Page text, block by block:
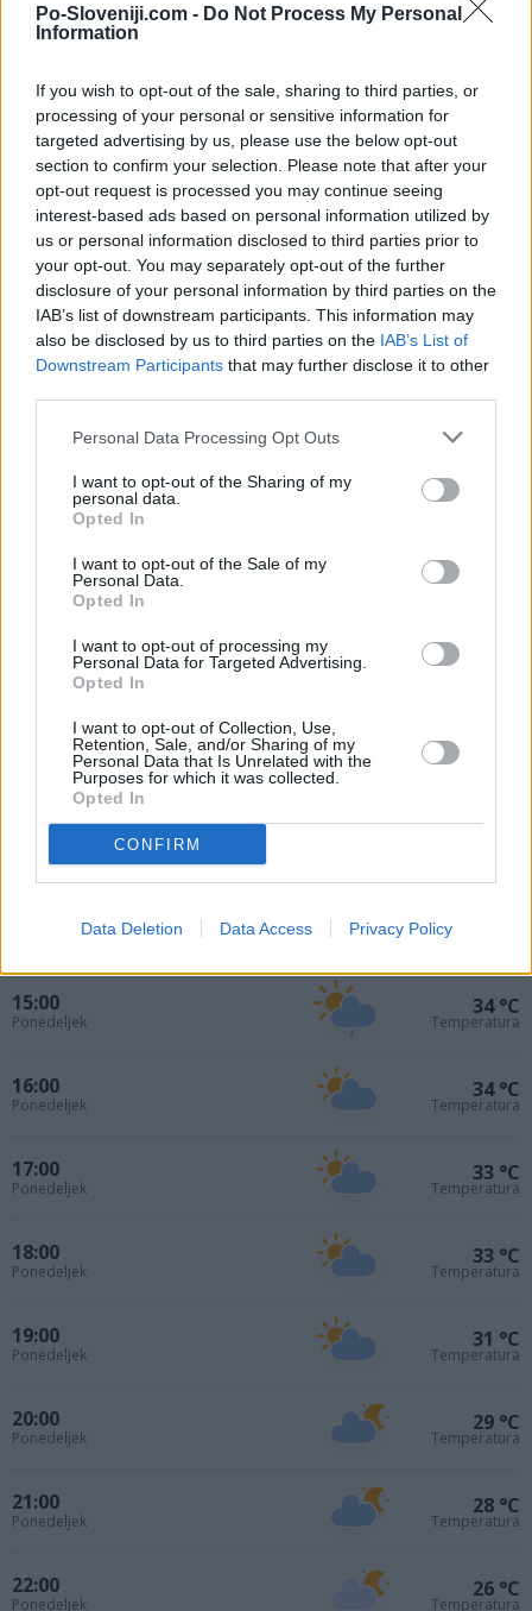
Po-Sloveniji.com - Do Not Process My Personal
Information
If you wish to opt-out of the sale, sharing to third parties, or
processing of your personal or sensitive information for
targeted advertising by us, please use the below opt-out
section to confirm your selection. Please note that after your
opt-out request is processed you may continue seeing
interest-based ads based on personal information utilized by
us or personal information disclosed to third parties prior to
your opt-out. You may separately opt-out of the further
disclosure of your personal information by third parties on the
IAB’s list of downstream participants. This information may
also be disclosed by us to third parties on the IAB’s List of
Downstream Participants that may further disclose it to other
Personal Data Processing Opt Outs
I want to opt-out of the Sharing of my
personal data.
Opted In
I want to opt-out of the Sale of my
Personal Data.
Opted In
I want to opt-out of processing my
Personal Data for Targeted Advertising.
Opted In
I want to opt-out of Collection, Use,
Retention, Sale, and/or Sharing of my
Personal Data that Is Unrelated with the
Purposes for which it was collected.
Opted In
CONFIRM
Data Deletion Data Access Privacy Policy
07:00
Ponedeljek
21 °C
08:00
Ponedeljek
24 °C
Temperatura
09:00
Ponedeljek Temperatura
10:00
Ponedeljek Temperatura
11:00
Ponedeljek Temperatura
Ponedeljek
Ponedeljek Temperatura
15:00
Ponedeljek
34 °C
Temperatura
16:00
Ponedeljek
34 °C
Temperatura
17:00
Ponedeljek
33 °C
Temperatura
18:00
Ponedeljek
33 °C
Temperatura
19:00
Ponedeljek
31 °C
Temperatura
20:00
Ponedeljek
29 °C
Temperatura
21:00
Ponedeljek
28 °C
Temperatura
22:00
Ponedeljek
26 °C
Temperatura